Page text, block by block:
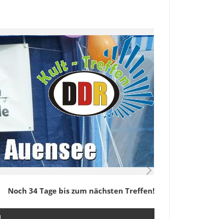
Noch 34 Tage bis zum nächsten Treffen!